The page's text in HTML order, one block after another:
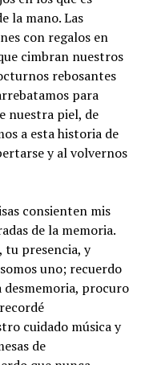
la mano. Las
con regalos en
cimbran nuestros
rebosantes
para
nuestra piel, de
a esta historia de
y al volvernos
consienten mis
de la memoria.
presencia, y
uno; recuerdo
desmemoria, procuro
cuidado música y
de